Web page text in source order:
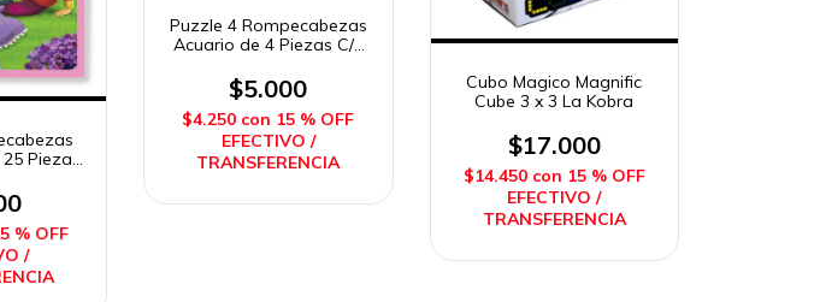
Piezas
% OFF
/
Puzzle 4 Rompecabezas
Acuario de 4 Piezas C/u
$5.000
$4.250 con 15 % OFF
EFECTIVO /
TRANSFERENCIA
Cubo Magico Magnific
Cube 3 x 3 La Kobra
$17.000
$14.450 con 15 % OFF
EFECTIVO /
TRANSFERENCIA